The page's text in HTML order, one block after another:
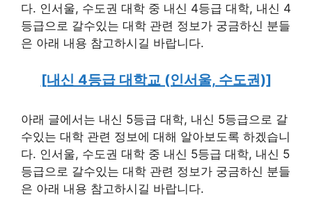
다. 인서울, 수도권 대학 중 내신 4등급 대학, 내신 4
등급으로 갈수있는 대학 관련 정보가 궁금하신 분들
은 아래 내용 참고하시길 바랍니다.
[내신 4등급 대학교 (인서울, 수도권)]
아래 글에서는 내신 5등급 대학, 내신 5등급으로 갈
수있는 대학 관련 정보에 대해 알아보도록 하겠습니
다. 인서울, 수도권 대학 중 내신 5등급 대학, 내신 5
등급으로 갈수있는 대학 관련 정보가 궁금하신 분들
은 아래 내용 참고하시길 바랍니다.